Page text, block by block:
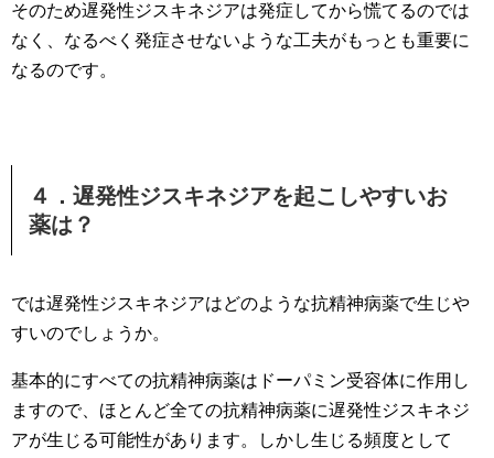
そのため遅発性ジスキネジアは発症してから慌てるのでは
なく、なるべく発症させないような工夫がもっとも重要に
なるのです。
４．遅発性ジスキネジアを起こしやすいお
薬は？
では遅発性ジスキネジアはどのような抗精神病薬で生じや
すいのでしょうか。
基本的にすべての抗精神病薬はドーパミン受容体に作用し
ますので、ほとんど全ての抗精神病薬に遅発性ジスキネジ
アが生じる可能性があります。しかし生じる頻度として